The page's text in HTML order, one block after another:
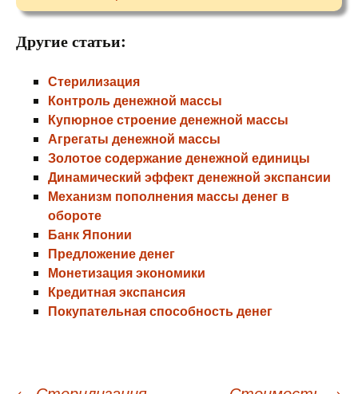
Другие статьи:
Стерилизация
Контроль денежной массы
Купюрное строение денежной массы
Агрегаты денежной массы
Золотое содержание денежной единицы
Динамический эффект денежной экспансии
Механизм пополнения массы денег в
обороте
Банк Японии
Предложение денег
Монетизация экономики
Кредитная экспансия
Покупательная способность денег